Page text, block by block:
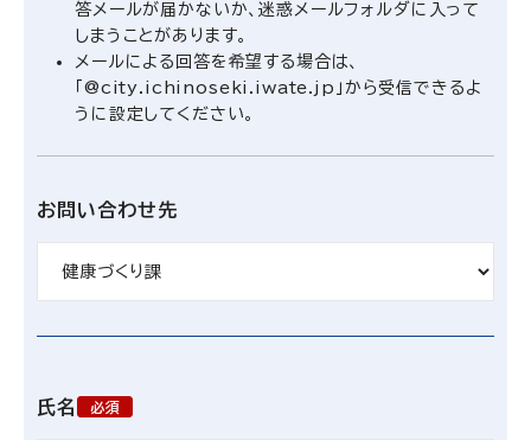
答メールが届かないか、迷惑メールフォルダに入って
しまうことがあります。
メールによる回答を希望する場合は、
「@city.ichinoseki.iwate.jp」から受信できるよ
うに設定してください。
お問い合わせ先
氏名 必須